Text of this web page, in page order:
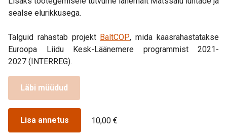
sealse elurikkusega.
Talguid rahastab projekt BaltCOP, mida kaasrahastatakse
Euroopa Liidu Kesk-Läänemere programmist 2021-
2027 (INTERREG).
Läbi müüdud
Lisa annetus 10,00 €